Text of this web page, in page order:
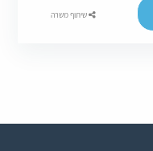
שיתוף משרה